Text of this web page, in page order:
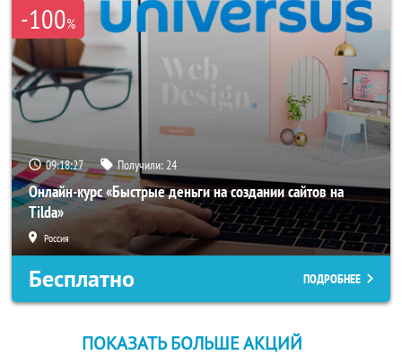
-100%
09:18:27 Получили:24
Онлайн-курс «Быстрые деньги на создании сайтов на
Tilda»
Россия
Бесплатно ПОДРОБНЕЕ
ПОКАЗАТЬ БОЛЬШЕ АКЦИЙ